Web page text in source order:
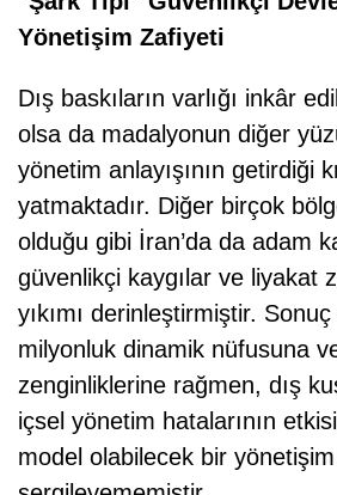
Yönetişim Zafiyeti
Dış baskıların varlığı inkâr
olsa da madalyonun diğer
yönetim anlayışının getirdiği
yatmaktadır. Diğer birçok
olduğu gibi İran’da da adam
güvenlikçi kaygılar ve liyakat
yıkımı derinleştirmiştir.
milyonluk dinamik nüfusuna
zenginliklerine rağmen, dış
içsel yönetim hatalarının
model olabilecek bir yönetişim